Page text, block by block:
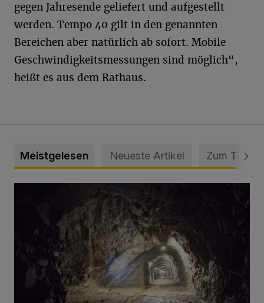
gegen Jahresende geliefert und aufgestellt
werden. Tempo 40 gilt in den genannten
Bereichen aber natürlich ab sofort. Mobile
Geschwindigkeitsmessungen sind möglich“,
heißt es aus dem Rathaus.
Meistgelesen Neueste Artikel Zum Thema